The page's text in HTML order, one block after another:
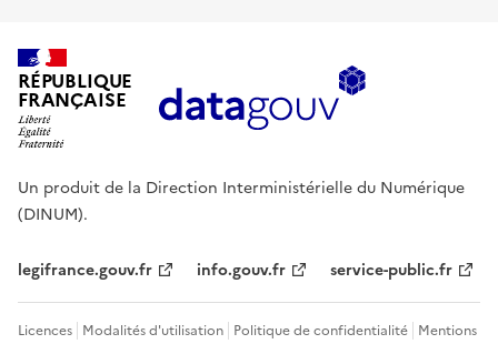
RÉPUBLIQUE
FRANÇAISE
Un produit de la Direction Interministérielle du Numérique
(DINUM).
legifrance.gouv.fr info.gouv.fr service-public.fr
Licences Modalités d'utilisation Politique de confidentialité Mentions